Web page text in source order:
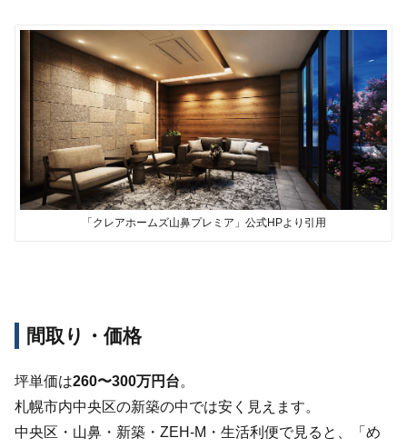
「クレアホームズ山鼻プレミア」公式HPより引用
間取り・価格
坪単価は260〜300万円台。
札幌市内中央区の新築の中では安く見えます。
中央区・山鼻・新築・ZEH-M・生活利便で見ると、「め